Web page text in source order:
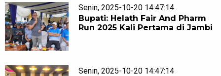
Senin, 2025-10-20 14:47:14
Bupati: Helath Fair And Pharm
Run 2025 Kali Pertama di Jambi
Senin, 2025-10-20 14:47:14